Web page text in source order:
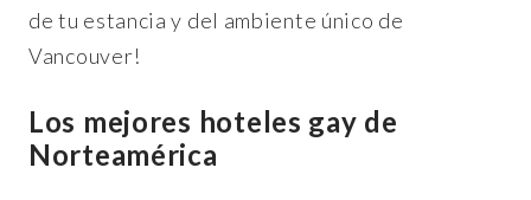
de tu estancia y del ambiente único de
Vancouver!
Los mejores hoteles gay de
Norteamérica